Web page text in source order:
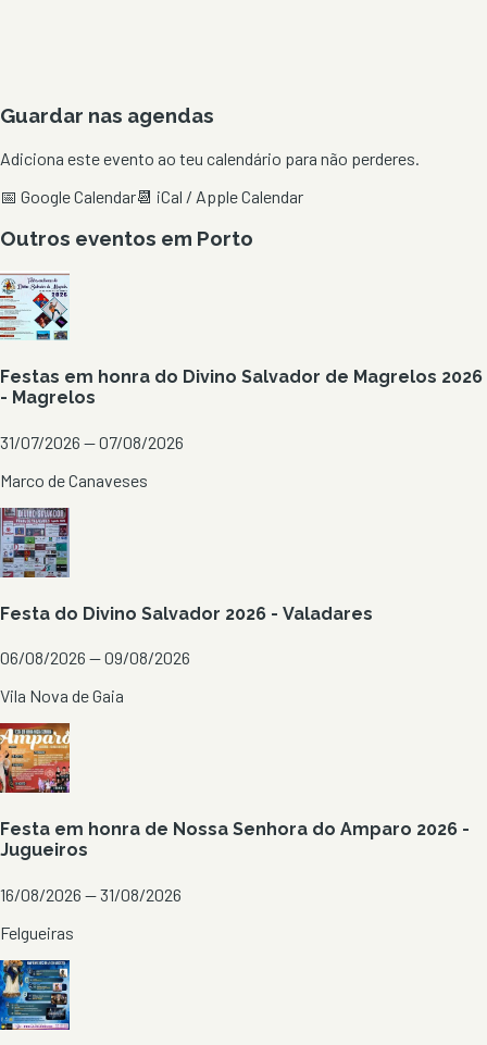
Guardar nas agendas
Adiciona este evento ao teu calendário para não perderes.
📅 Google Calendar📆 iCal / Apple Calendar
Outros eventos em Porto
Festas em honra do Divino Salvador de Magrelos 2026
- Magrelos
31/07/2026 — 07/08/2026
Marco de Canaveses
Festa do Divino Salvador 2026 - Valadares
06/08/2026 — 09/08/2026
Vila Nova de Gaia
Festa em honra de Nossa Senhora do Amparo 2026 -
Jugueiros
16/08/2026 — 31/08/2026
Felgueiras